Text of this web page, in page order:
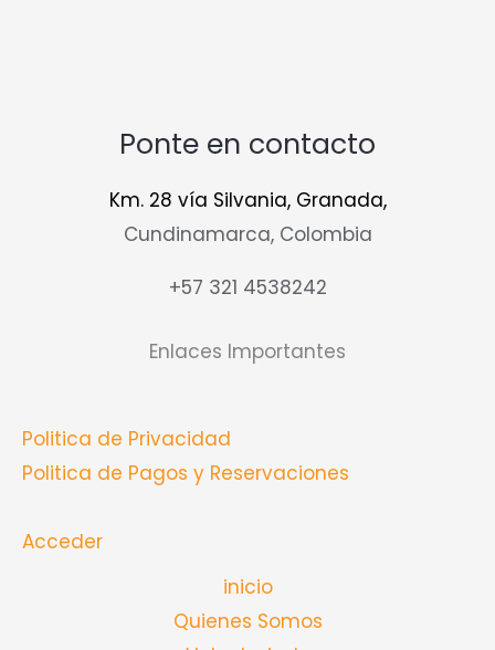
Ponte en contacto
Km. 28 vía Silvania, Granada,
Cundinamarca, Colombia
+57 321 4538242
Enlaces Importantes
Politica de Privacidad
Politica de Pagos y Reservaciones
Acceder
inicio
Quienes Somos